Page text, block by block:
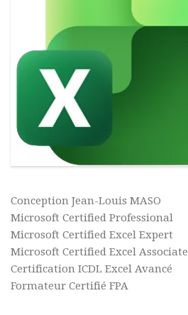
Conception Jean-Louis MASO
Microsoft Certified Professional
Microsoft Certified Excel Expert
Microsoft Certified Excel Associate
Certification ICDL Excel Avancé
Formateur Certifié FPA